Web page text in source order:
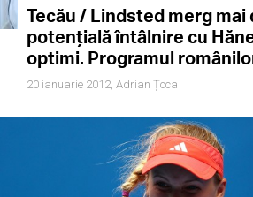
Tecău / Lindsted merg mai
potențială întâlnire cu
optimi. Programul
20 ianuarie 2012, Adrian Țoca